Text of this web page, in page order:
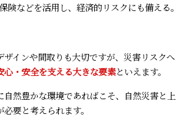
険などを活用し、経済的リスクにも備える。
ザインや間取りも大切ですが、災害リスクへ
心・安全を支える大きな要素といえます。
自然豊かな環境であればこそ、自然災害と上
要と考えられます。